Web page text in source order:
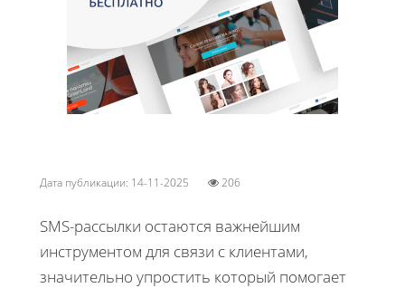
Дата публикации: 14-11-2025 206
SMS-рассылки остаются важнейшим
инструментом для связи с клиентами,
значительно упростить который помогает